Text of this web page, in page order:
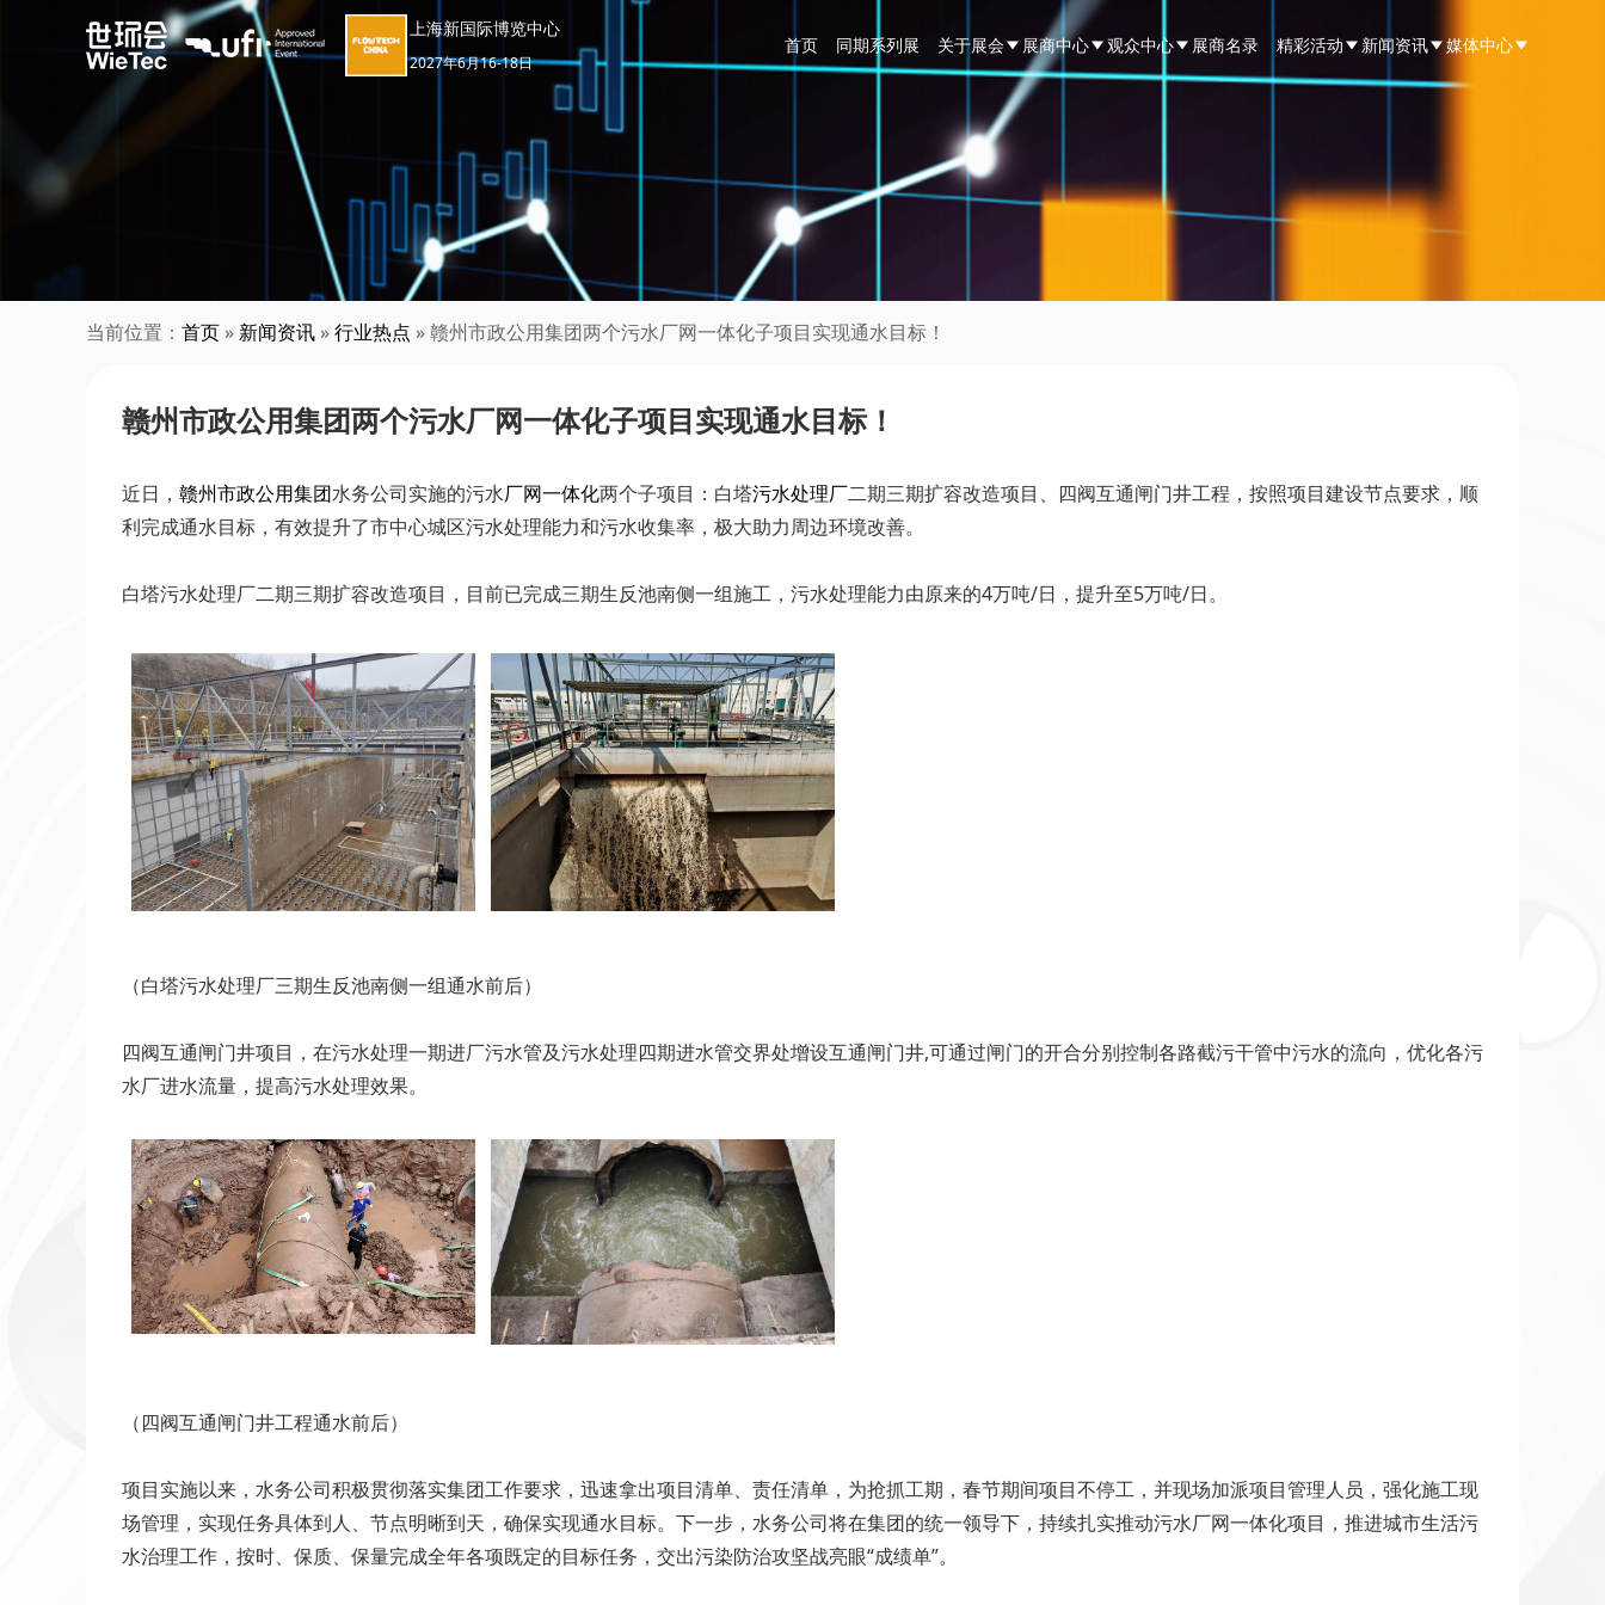
上海新国际博览中心
2027年6月16-18日
首页 同期系列展 关于展会 展商中心 观众中心 展商名录 精彩活动 新闻资讯 媒体中心
当前位置： 首页 » 新闻资讯 »行业热点 » 赣州市政公用集团两个污水厂网一体化子项目实现通水目标！
赣州市政公用集团两个污水厂网一体化子项目实现通水目标！
近日， 赣州市政公用集团水务公司实施的污水厂网一体化两个子项目：白塔污水处理厂二期三期扩容改造项目、四阀互通闸门井工程，按照项目建设节点要求，顺
利完成通水目标，有效提升了市中心城区污水处理能力和污水收集率，极大助力周边环境改善。
白塔污水处理厂二期三期扩容改造项目，目前已完成三期生反池南侧一组施工，污水处理能力由原来的4万吨/日，提升至5万吨/日。
（白塔污水处理厂三期生反池南侧一组通水前后）
四阀互通闸门井项目，在污水处理一期进厂污水管及污水处理四期进水管交界处增设互通闸门井,可通过闸门的开合分别控制各路截污干管中污水的流向，优化各污
水厂进水流量，提高污水处理效果。
（四阀互通闸门井工程通水前后）
项目实施以来，水务公司积极贯彻落实集团工作要求，迅速拿出项目清单、责任清单，为抢抓工期，春节期间项目不停工，并现场加派项目管理人员，强化施工现
场管理，实现任务具体到人、节点明晰到天，确保实现通水目标。下一步，水务公司将在集团的统一领导下，持续扎实推动污水厂网一体化项目，推进城市生活污
水治理工作，按时、保质、保量完成全年各项既定的目标任务，交出污染防治攻坚战亮眼“成绩单”。